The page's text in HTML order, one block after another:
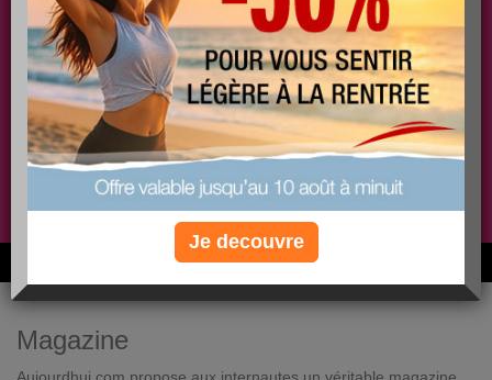
PLUS
EFFICACE
PLUS
SANTÉ
PLUS
COACHING
Non, je préfère le régime gratuit
6M de personnes ont maigri et réappris à manger avec nous
Magazine
Je decouvre